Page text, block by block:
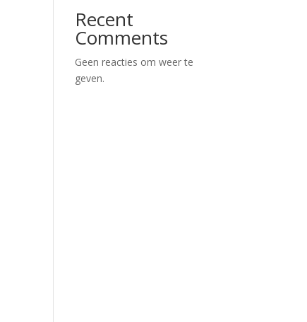
Recent
Comments
Geen reacties om weer te
geven.